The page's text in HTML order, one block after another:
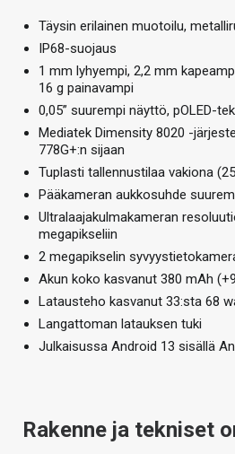
Täysin erilainen muotoilu,
IP68-suojaus
1 mm lyhyempi, 2,2 mm
16 g painavampi
0,05” suurempi näyttö, pOLED-
Mediatek Dimensity 8020 -
778G+:n sijaan
Tuplasti tallennustilaa vakiona
Pääkameran aukkosuhde
Ultralaajakulmakameran
megapikseliin
2 megapikselin
Akun koko kasvanut 380 mAh
Latausteho kasvanut 33:sta 68
Langattoman latauksen tuki
Julkaisussa Android 13 sisällä
Rakenne ja tekniset